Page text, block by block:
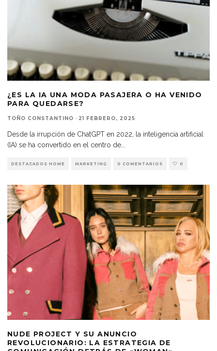
¿ES LA IA UNA MODA PASAJERA O HA VENIDO
PARA QUEDARSE?
TOÑO CONSTANTINO · 21 FEBRERO, 2025
Desde la irrupción de ChatGPT en 2022, la inteligencia artificial
(IA) se ha convertido en el centro de
DESTACADOS HOME MARKETING 0 COMENTARIOS 0
NUDE PROJECT Y SU ANUNCIO
REVOLUCIONARIO: LA ESTRATEGIA DE